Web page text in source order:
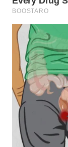
WN
TANJUNG
LESUNG
WN
KARO
WN
SIMALUNGUN
LABUHANBATU